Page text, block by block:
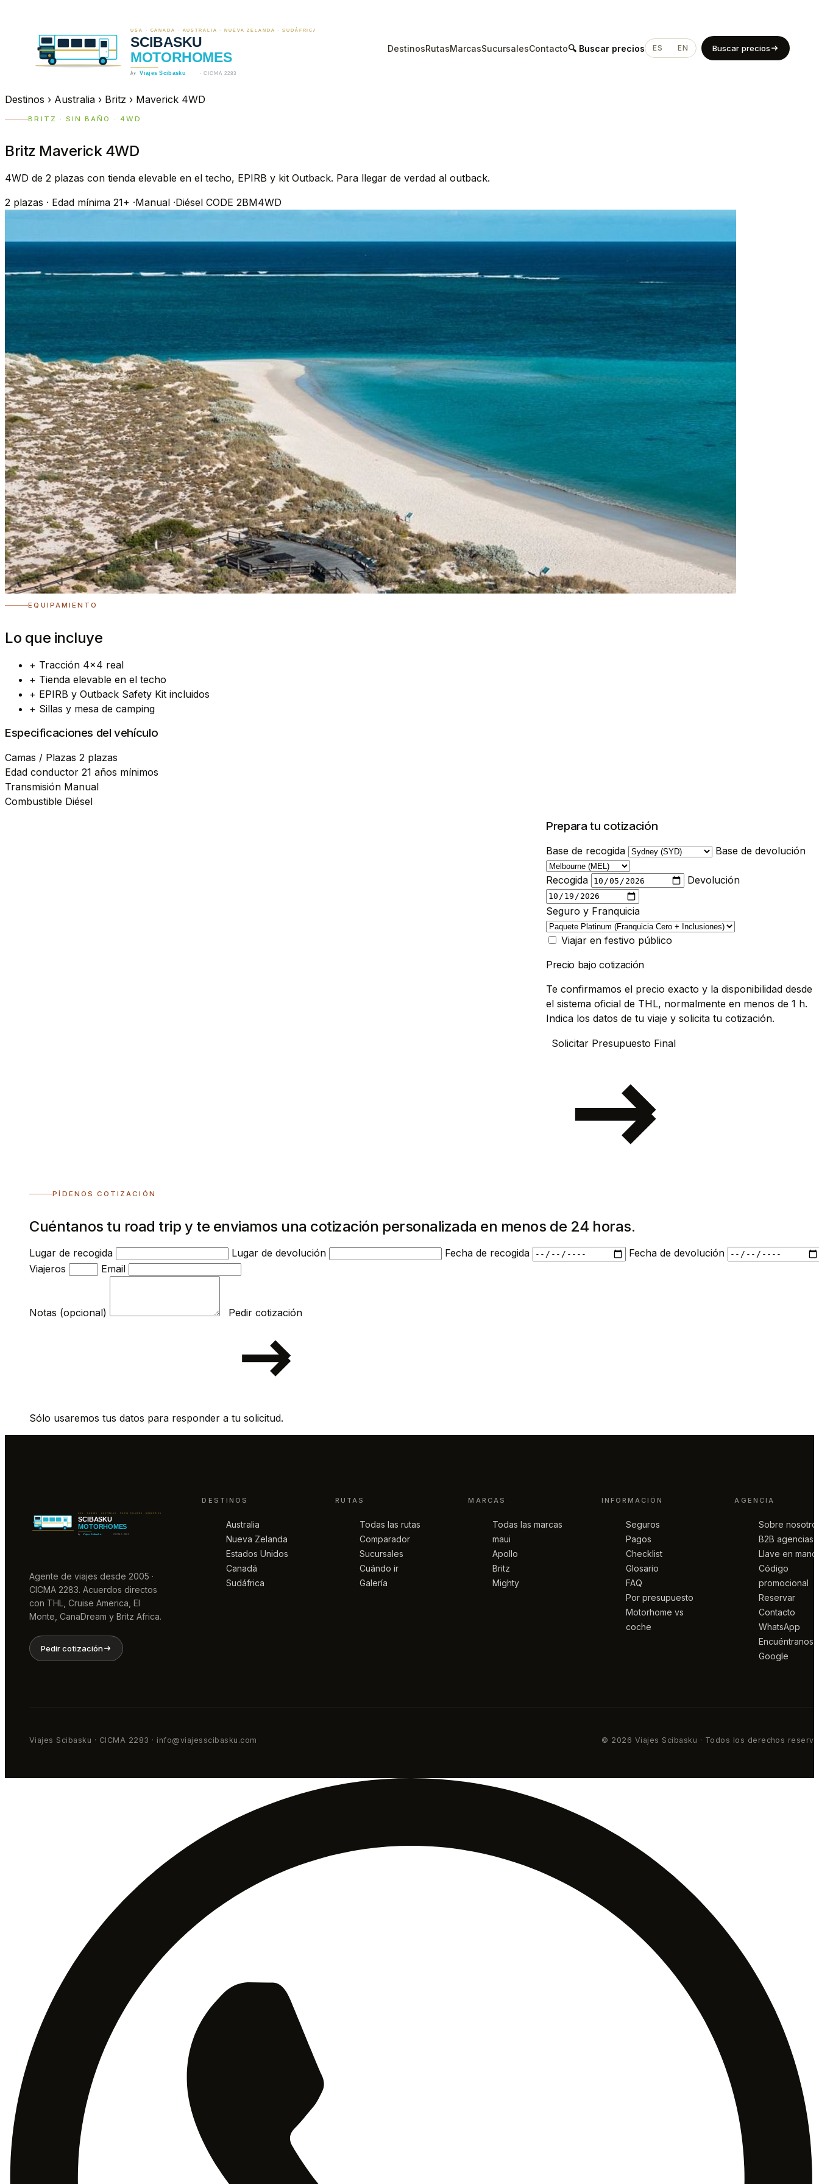
DestinosRutasMarcasSucursalesContacto🔍 Buscar precios ES EN Buscar precios
Destinos › Australia › Britz › Maverick 4WD
BRITZ · SIN BAÑO · 4WD
Britz Maverick 4WD
4WD de 2 plazas con tienda elevable en el techo, EPIRB y kit Outback. Para llegar de verdad al outback.
2 plazas · Edad mínima 21+ ·Manual ·Diésel CODE 2BM4WD
EQUIPAMIENTO
Lo que incluye
+ Tracción 4×4 real
+ Tienda elevable en el techo
+ EPIRB y Outback Safety Kit incluidos
+ Sillas y mesa de camping
Especificaciones del vehículo
Camas / Plazas 2 plazas
Edad conductor 21 años mínimos
Transmisión Manual
Combustible Diésel
Prepara tu cotización
Base de recogida Base de devolución
Recogida Devolución
Seguro y Franquicia
Viajar en festivo público
Precio bajo cotización
Te confirmamos el precio exacto y la disponibilidad desde
el sistema oficial de THL, normalmente en menos de 1 h.
Indica los datos de tu viaje y solicita tu cotización.
Solicitar Presupuesto Final
PÍDENOS COTIZACIÓN
Cuéntanos tu road trip y te enviamos una cotización personalizada en menos de 24 horas.
Lugar de recogida Lugar de devolución Fecha de recogida
Fecha de devolución
Viajeros
Email
Notas (opcional) Pedir cotización
Sólo usaremos tus datos para responder a tu solicitud.
Agente de viajes desde 2005 ·
CICMA 2283. Acuerdos directos
con THL, Cruise America, El
Monte, CanaDream y Britz Africa.
Pedir cotización
DESTINOS
Australia
Nueva Zelanda
Estados Unidos
Canadá
Sudáfrica
RUTAS
Todas las rutas
Comparador
Sucursales
Cuándo ir
Galería
MARCAS
Todas las marcas
maui
Apollo
Britz
Mighty
INFORMACIÓN
Seguros
Pagos
Checklist
Glosario
FAQ
Por presupuesto
Motorhome vs
coche
AGENCIA
Sobre
B2B agencias
Llave en mano
Código
promocional
Reservar
Contacto
WhatsApp
Encuéntranos
Google
Viajes Scibasku · CICMA 2283 · info@viajesscibasku.com © 2026 Viajes Scibasku · Todos los derechos